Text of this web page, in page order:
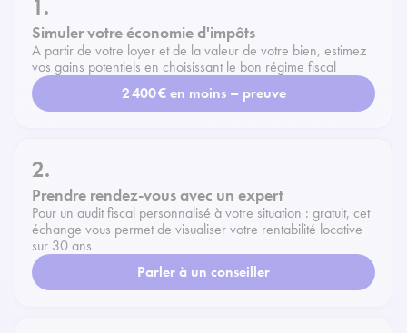
1.
Simuler votre économie d'impôts
A partir de votre loyer et de la valeur de votre bien, estimez
vos gains potentiels en choisissant le bon régime fiscal
2 400 € en moins – preuve
2.
Prendre rendez-vous avec un expert
Pour un audit fiscal personnalisé à votre situation : gratuit, cet
échange vous permet de visualiser votre rentabilité locative
sur 30 ans
Parler à un conseiller